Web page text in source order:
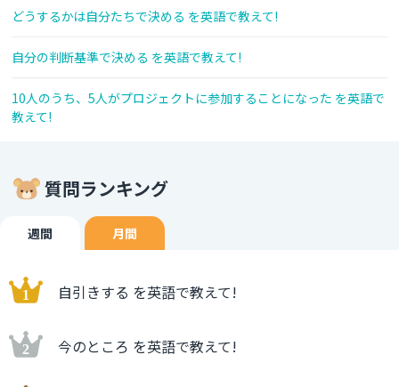
どうするかは自分たちで決める を英語で教えて!
自分の判断基準で決める を英語で教えて!
10人のうち、5人がプロジェクトに参加することになった を英語で
教えて!
質問ランキング
週間 月間
自引きする を英語で教えて!
今のところ を英語で教えて!